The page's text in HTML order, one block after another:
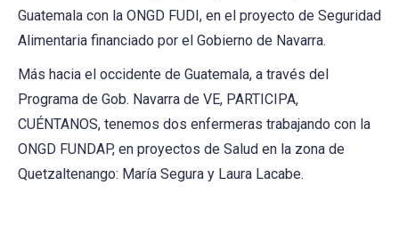
Guatemala con la ONGD FUDI, en el proyecto de Seguridad
Alimentaria financiado por el Gobierno de Navarra.
Más hacia el occidente de Guatemala, a través del
Programa de Gob. Navarra de VE, PARTICIPA,
CUÉNTANOS, tenemos dos enfermeras trabajando con la
ONGD FUNDAP, en proyectos de Salud en la zona de
Quetzaltenango: María Segura y Laura Lacabe.